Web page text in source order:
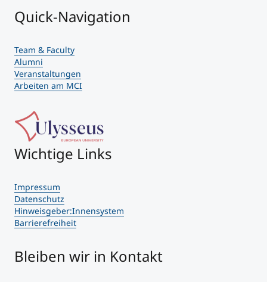
Quick-Navigation
Team & Faculty
Alumni
Veranstaltungen
Arbeiten am MCI
Wichtige Links
Impressum
Datenschutz
Hinweisgeber:Innensystem
Barrierefreiheit
Bleiben wir in Kontakt